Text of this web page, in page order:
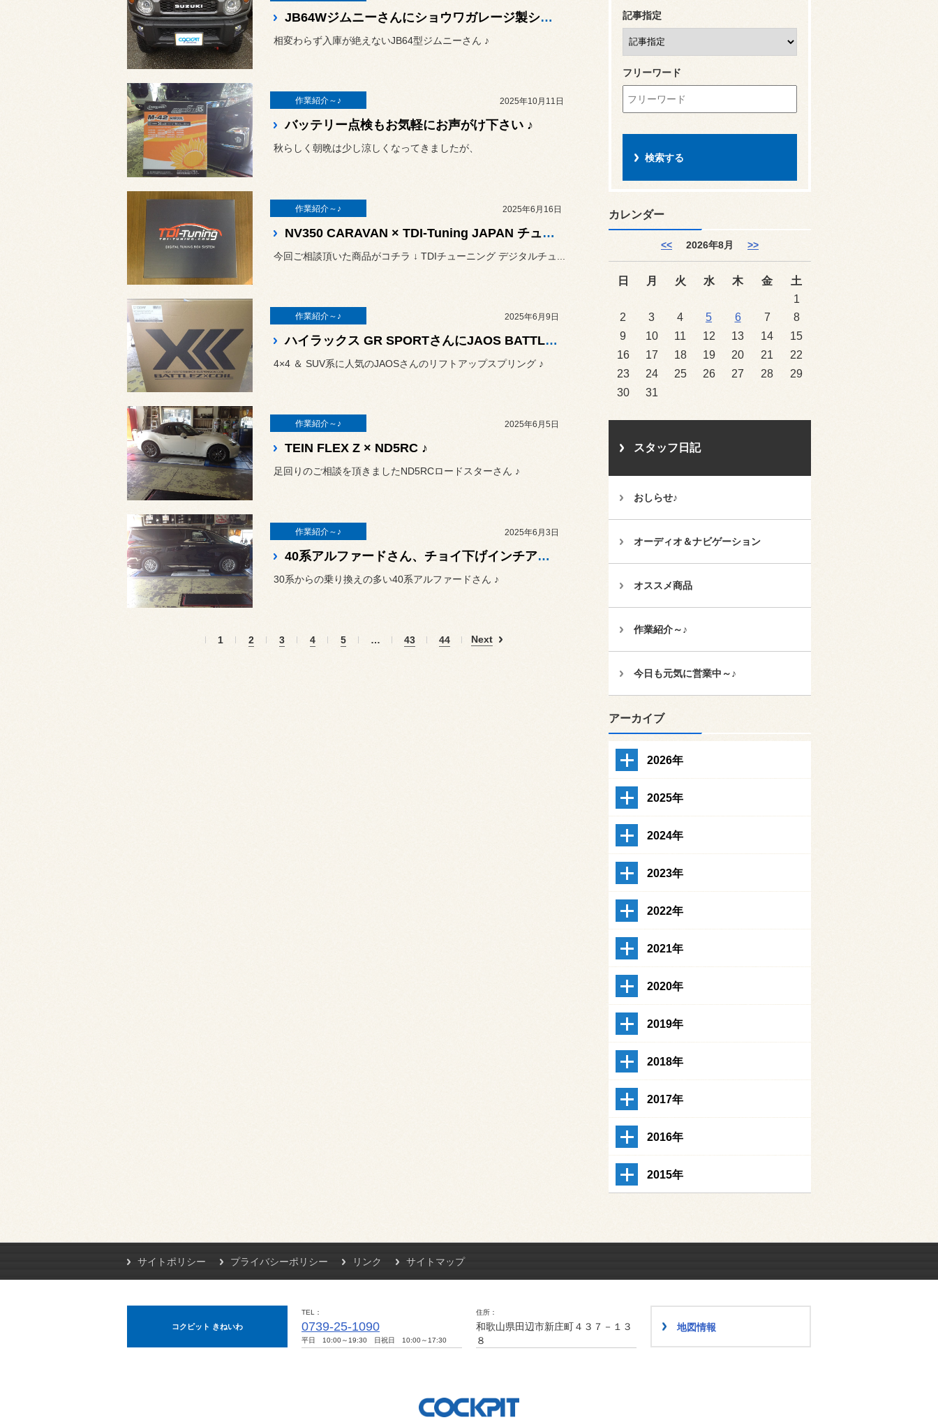
JB64Wジムニーさんにショウワガレージ製ショートバンパー装着です ♪
相変わらず入庫が絶えないJB64型ジムニーさん ♪
作業紹介～♪ 2025年10月11日
バッテリー点検もお気軽にお声がけ下さい ♪
秋らしく朝晩は少し涼しくなってきましたが、
作業紹介～♪ 2025年6月16日
NV350 CARAVAN × TDI-Tuning JAPAN チューニングボックスインストール ♪
今回ご相談頂いた商品がコチラ ↓ TDIチューニング デジタルチュ...
作業紹介～♪ 2025年6月9日
ハイラックス GR SPORTさんにJAOS BATTLEZ リフトアップスプリング装着 ♪
4×4 ＆ SUV系に人気のJAOSさんのリフトアップスプリング ♪
作業紹介～♪ 2025年6月5日
TEIN FLEX Z × ND5RC ♪
足回りのご相談を頂きましたND5RCロードスターさん ♪
作業紹介～♪ 2025年6月3日
40系アルファードさん、チョイ下げインチアップ ♪
30系からの乗り換えの多い40系アルファードさん ♪
1 2 3 4 5 … 43 44 Next
記事指定
フリーワード
カレンダー
<< 2026年8月 >>
日 月 火 水 木 金
土
1
2
3 4 5 6 7
8
9
10 11 12 13 14
15
16
17 18 19 20 21
22
23
24 25 26 27 28
29
30
31
スタッフ日記
おしらせ♪
オーディオ＆ナビゲーション
オススメ商品
作業紹介～♪
今日も元気に営業中～♪
アーカイブ
2026年
2025年
2024年
2023年
2022年
2021年
2020年
2019年
2018年
2017年
2016年
2015年
サイトポリシー プライバシーポリシー リンク サイトマップ
コクピット きねいわ
TEL
0739-25-1090
平日 10:00～19:30 日祝日 10:00～17:30
住所
和歌山県田辺市新庄町４３７－１３
８
地図情報